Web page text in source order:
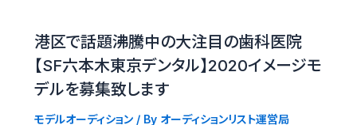
港区で話題沸騰中の大注目の歯科医院
【SF六本木東京デンタル】2020イメージモ
デルを募集致します
モデルオーディション/ By オーディションリスト運営局